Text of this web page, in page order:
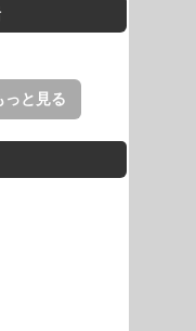
へ導くパズルゲ
っと見る